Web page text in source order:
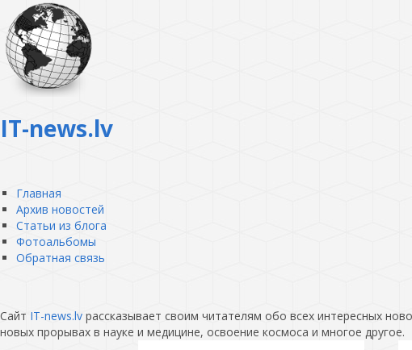
IT-news.lv
Главная
Архив новостей
Статьи из блога
Фотоальбомы
Обратная связь
Сайт IT-news.lv рассказывает своим читателям обо всех интересных
новых прорывах в науке и медицине, освоение космоса и многое другое.